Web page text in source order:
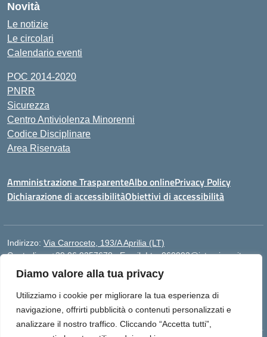
Diamo valore alla tua privacy
Utilizziamo i cookie per migliorare la tua esperienza di
navigazione, offrirti pubblicità o contenuti personalizzati e
analizzare il nostro traffico. Cliccando “Accetta tutti”,
Novità
Le notizie
Le circolari
Calendario eventi
POC 2014-2020
PNRR
Sicurezza
Centro Antiviolenza Minorenni
Codice Disciplinare
Area Riservata
Amministrazione TrasparenteAlbo onlinePrivacy Policy
Dichiarazione di accessibilitàObiettivi di accessibilità
Indirizzo: Via Carroceto, 193/A Aprilia (LT)
Centralino:+39 06 9257678 Email:Ltps060002@istruzione.it
Posta elettronica certificata (PEC):Ltps060002@pec.istruzione.it
Codice meccanografico:
LTPS060002